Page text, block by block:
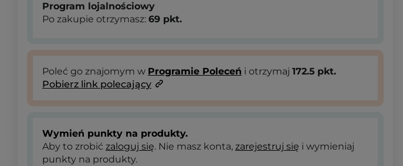
Program lojalnościowy
Po zakupie otrzymasz: 69 pkt.
Poleć go znajomym w Programie Poleceń i otrzymaj 172.5 pkt.
Pobierz link polecający
Wymień punkty na produkty.
Aby to zrobić zaloguj się. Nie masz konta, zarejestruj się i wymieniaj
punkty na produkty.